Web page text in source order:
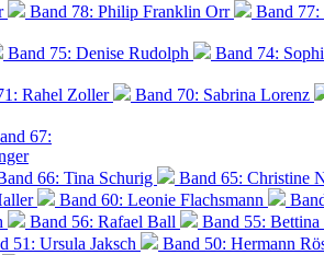
Band 78: Philip Franklin Orr
Band
Band 75: Denise Rudolph
Band 74:
Rahel Zoller
Band 70: Sabrina Lorenz
67:
66: Tina Schurig
Band 65: Christine
Band 60: Leonie Flachsmann
Band 56: Rafael Ball
Band 55:
51: Ursula Jaksch Band 50: Hermann